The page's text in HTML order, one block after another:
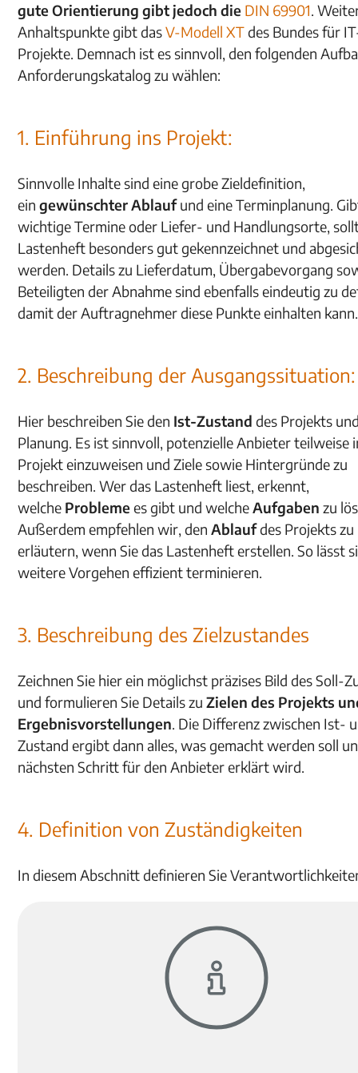
gute Orientierung gibt jedoch die DIN 69901.
Anhaltspunkte gibt dasV-Modell XTdes Bundes für
Projekte. Demnach ist es sinnvoll, den folgenden
Anforderungskatalog zu wählen:
1. Einführung ins Projekt:
Sinnvolle Inhalte sind eine grobe Zieldefinition,
ein gewünschter Ablaufund eine Terminplanung.
wichtige Termine oder Liefer- und Handlungsorte,
Lastenheft besonders gut gekennzeichnet und
werden. Details zu Lieferdatum, Übergabevorgang
Beteiligten der Abnahme sind ebenfalls eindeutig zu
damit der Auftragnehmer diese Punkte einhalten kann.
2. Beschreibung der Ausgangssituation:
Hier beschreiben Sie den Ist-Zustand des Projekts
Planung. Es ist sinnvoll, potenzielle Anbieter teilweise
Projekt einzuweisen und Ziele sowie Hintergründe zu
beschreiben. Wer das Lastenheft liest, erkennt,
welche Problemees gibt und welcheAufgaben zu
Außerdem empfehlen wir, den Ablaufdes Projekts zu
erläutern, wenn Sie das Lastenheft erstellen. So lässt
weitere Vorgehen effizient terminieren.
3. Beschreibung des Zielzustandes
Zeichnen Sie hier ein möglichst präzises Bild des Soll-
und formulieren Sie Details zu Zielen des Projekts
Ergebnisvorstellungen. Die Differenz zwischen Ist-
Zustand ergibt dann alles, was gemacht werden soll
nächsten Schritt für den Anbieter erklärt wird.
4. Definition von Zuständigkeiten
In diesem Abschnitt definieren Sie